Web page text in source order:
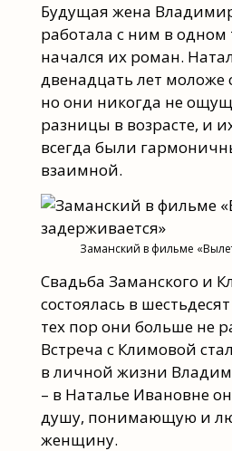
Будущая жена
работала с ним в одном
начался их роман.
двенадцать лет моложе
но они никогда не
разницы в возрасте, и
всегда были
взаимной.
Заманский в фильме
Свадьба Заманского и
состоялась в
тех пор они больше не
Встреча с Климовой
в личной жизни
– в Наталье Ивановне
душу, понимающую и
женщину.